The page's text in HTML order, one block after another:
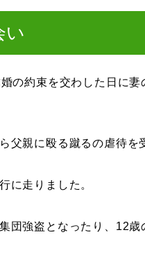
い
の約束を交わした日に妻
父親に殴る蹴るの虐待を
に走りました。
団強盗となったり、12